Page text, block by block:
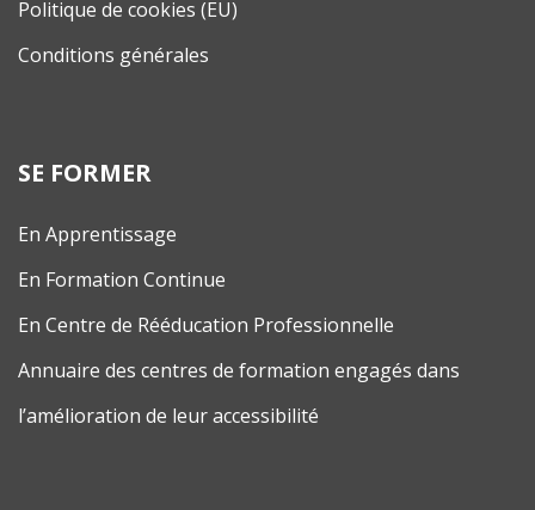
Politique de cookies (EU)
Conditions générales
SE FORMER
En Apprentissage
En Formation Continue
En Centre de Rééducation Professionnelle
Annuaire des centres de formation engagés dans
l’amélioration de leur accessibilité